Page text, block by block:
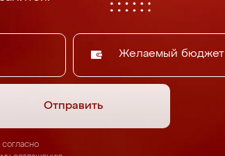
Желаемый бюджет
Отправить